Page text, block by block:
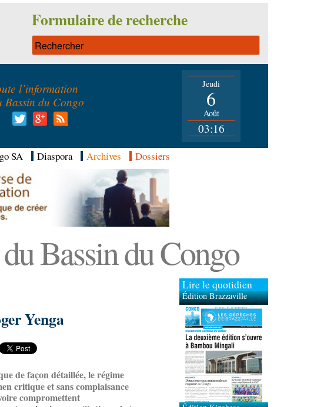
Formulaire de recherche
l’information
Bassin du Congo
Jeudi
6
Août
03:16
SA Diaspora Archives Dossiers
Bassin du Congo
Yenga
de façon détaillée, le régime
critique et sans complaisance
compromettent
Lire le quotidien
Édition Brazzaville
Édition Kinshasa